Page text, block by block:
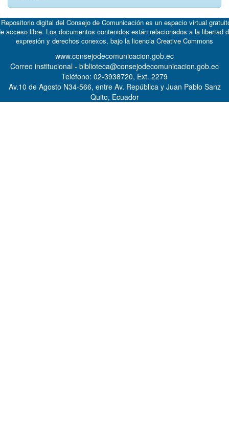
digital del Consejo de Comunicación es un espacio virtual
acceso libre. Los documentos contenidos están relacionados a la libertad
expresión y derechos conexos, bajo la licencia Creative Commons
www.consejodecomunicacion.gob.ec
Correo institucional - biblioteca@consejodecomunicacion.gob.ec
Teléfono: 02-3938720, Ext. 2279
Av.10 de Agosto N34-566, entre Av. República y Juan Pablo Sanz
Quito, Ecuador